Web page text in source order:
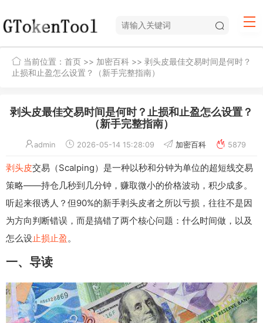
当前位置： 首页 >> 加密百科 >> 剥头皮最佳交易时间是何时？
止损和止盈怎么设置？（新手完整指南）
剥头皮最佳交易时间是何时？止损和止盈怎么设置？
（新手完整指南）
admin 2026-05-14 15:28:09 加密百科 5879
剥头皮交易（Scalping）是一种以秒和分钟为单位的超短线交易
策略——持仓几秒到几分钟，赚取微小的价格波动，积少成多。
听起来很诱人？但90%的新手剥头皮者之所以亏损，往往不是因
为方向判断错误，而是搞错了两个核心问题：什么时间做，以及
怎么设止损止盈。
一、导读